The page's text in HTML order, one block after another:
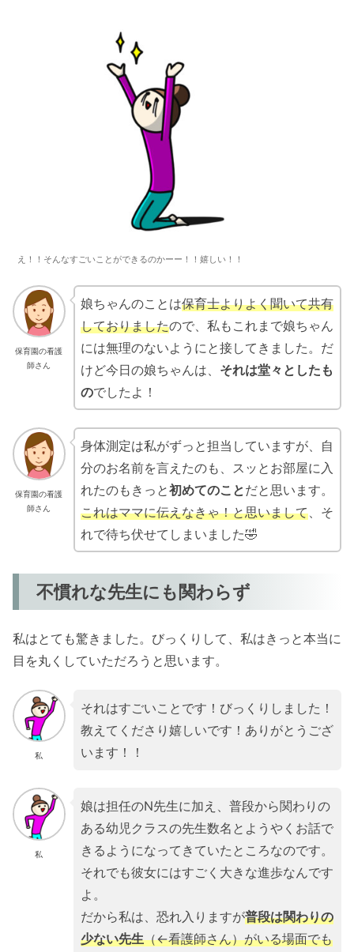
え！！そんなすごいことができるのかーー！！嬉しい！！
保育園の看護
師さん
娘ちゃんのことは保育士よりよく聞いて共有
しておりましたので、私もこれまで娘ちゃん
には無理のないようにと接してきました。だ
けど今日の娘ちゃんは、 それは堂々としたも
のでしたよ！
保育園の看護
師さん
身体測定は私がずっと担当していますが、自
分のお名前を言えたのも、スッとお部屋に入
れたのもきっと初めてのことだと思います。
これはママに伝えなきゃ！と思いまして、そ
れで待ち伏せてしまいました🤣
不慣れな先生にも関わらず
私はとても驚きました。びっくりして、私はきっと本当に
目を丸くしていただろうと思います。
私
それはすごいことです！びっくりしました！
教えてくださり嬉しいです！ありがとうござ
います！！
私
娘は担任のN先生に加え、普段から関わりの
ある幼児クラスの先生数名とようやくお話で
きるようになってきていたところなのです。
それでも彼女にはすごく大きな進歩なんです
よ。
だから私は、恐れ入りますが普段は関わりの
少ない先生（←看護師さん）がいる場面でも